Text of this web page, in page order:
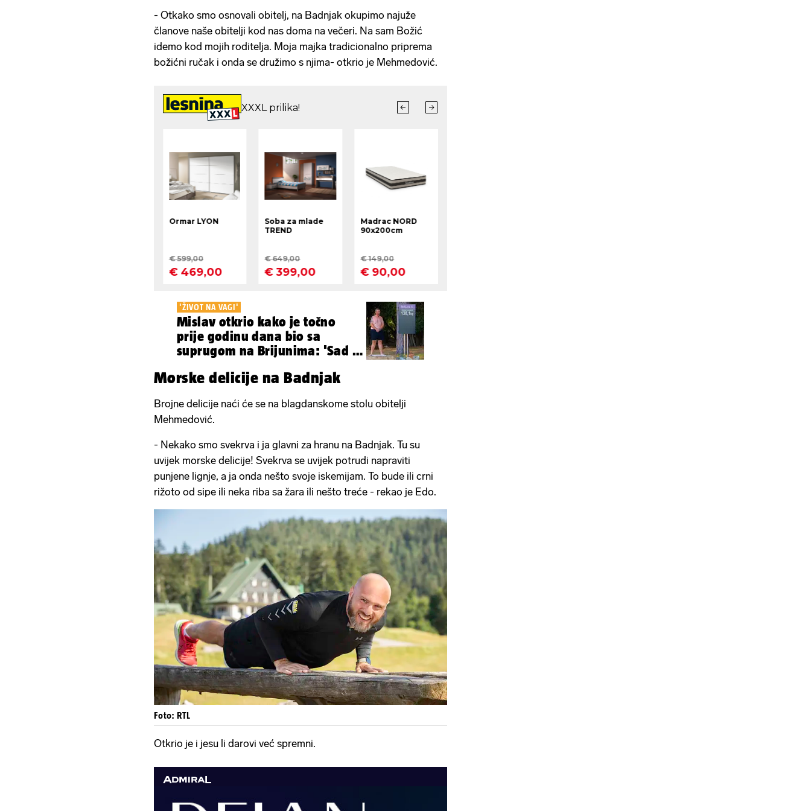
- Otkako smo osnovali obitelj, na Badnjak okupimo najuže
članove naše obitelji kod nas doma na večeri. Na sam Božić
idemo kod mojih roditelja. Moja majka tradicionalno priprema
božićni ručak i onda se družimo s njima- otkrio je Mehmedović.
'ŽIVOT NA VAGI'
Mislav otkrio kako je točno
prije godinu dana bio sa
suprugom na Brijunima: 'Sad je
Morske delicije na Badnjak
Brojne delicije naći će se na blagdanskome stolu obitelji
Mehmedović.
- Nekako smo svekrva i ja glavni za hranu na Badnjak. Tu su
uvijek morske delicije! Svekrva se uvijek potrudi napraviti
punjene lignje, a ja onda nešto svoje iskemijam. To bude ili crni
rižoto od sipe ili neka riba sa žara ili nešto treće - rekao je Edo.
Foto: RTL
Otkrio je i jesu li darovi već spremni.